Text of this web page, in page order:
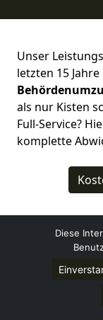
Unser
letzten 15
als nur Kisten
Full-Service?
komplette
Umzugsfirma
Diese